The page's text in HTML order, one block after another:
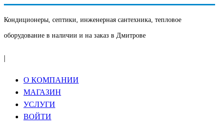
Кондиционеры, септики, инженерная сантехника, тепловое
оборудование в наличии и на заказ в Дмитрове
|
О КОМПАНИИ
МАГАЗИН
УСЛУГИ
ВОЙТИ